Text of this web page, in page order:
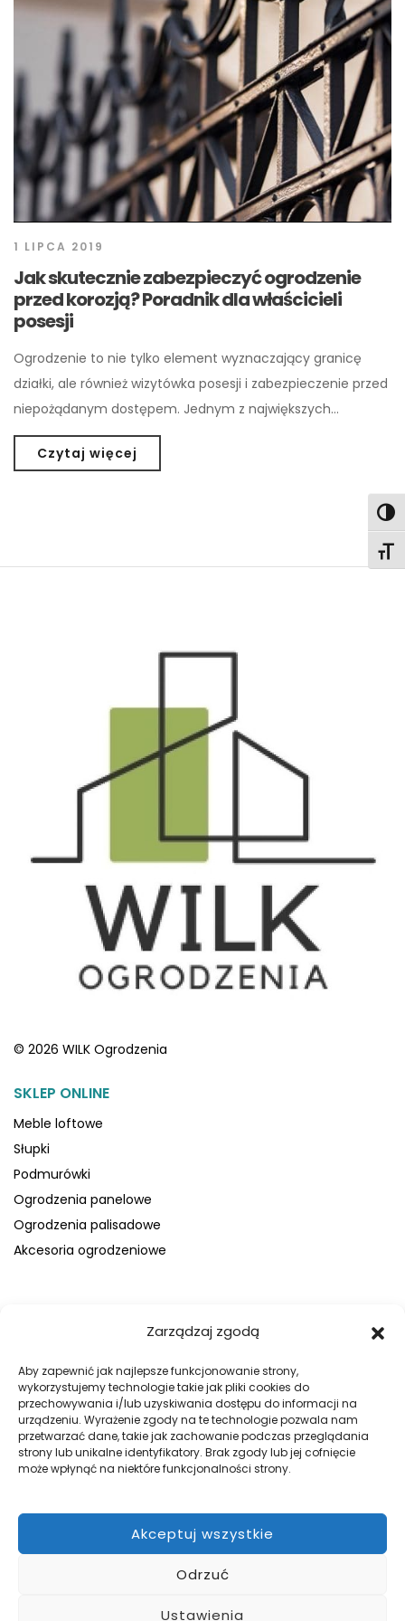
Zarządzaj zgodą
Aby zapewnić jak najlepsze funkcjonowanie strony,
wykorzystujemy technologie takie jak pliki cookies do
przechowywania i/lub uzyskiwania dostępu do informacji na
urządzeniu. Wyrażenie zgody na te technologie pozwala nam
przetwarzać dane, takie jak zachowanie podczas przeglądania
strony lub unikalne identyfikatory. Brak zgody lub jej cofnięcie
może wpłynąć na niektóre funkcjonalności strony.
Akceptuj wszystkie
Odrzuć
Ustawienia
1 LIPCA 2019
Jak skutecznie zabezpieczyć ogrodzenie
przed korozją? Poradnik dla właścicieli
posesji
Ogrodzenie to nie tylko element wyznaczający granicę
działki, ale również wizytówka posesji i zabezpieczenie przed
niepożądanym dostępem. Jednym z największych…
Czytaj więcej
© 2026 WILK Ogrodzenia
SKLEP ONLINE
Meble loftowe
Słupki
Podmurówki
Ogrodzenia panelowe
Ogrodzenia palisadowe
Akcesoria ogrodzeniowe
Blog
Kontakt
Galeria
Regulamin
Polityka prywatności
DOBRE OGRODZENIA
Zabezpiecz swój teren z firmą WILK Ogrodzenia Paulina Wilk.
Pomożemy przy projekcie, a później go zrealizujemy.